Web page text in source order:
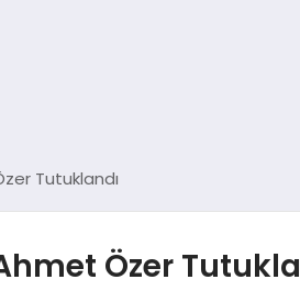
Tutuklandı
Özer